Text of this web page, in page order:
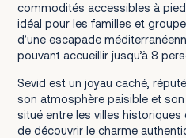
commodités accessibles à
idéal pour les familles et
d’une escapade
pouvant accueillir jusqu’à 8
Sevid est un joyau caché,
son atmosphère paisible et
situé entre les villes historiques
de découvrir le charme